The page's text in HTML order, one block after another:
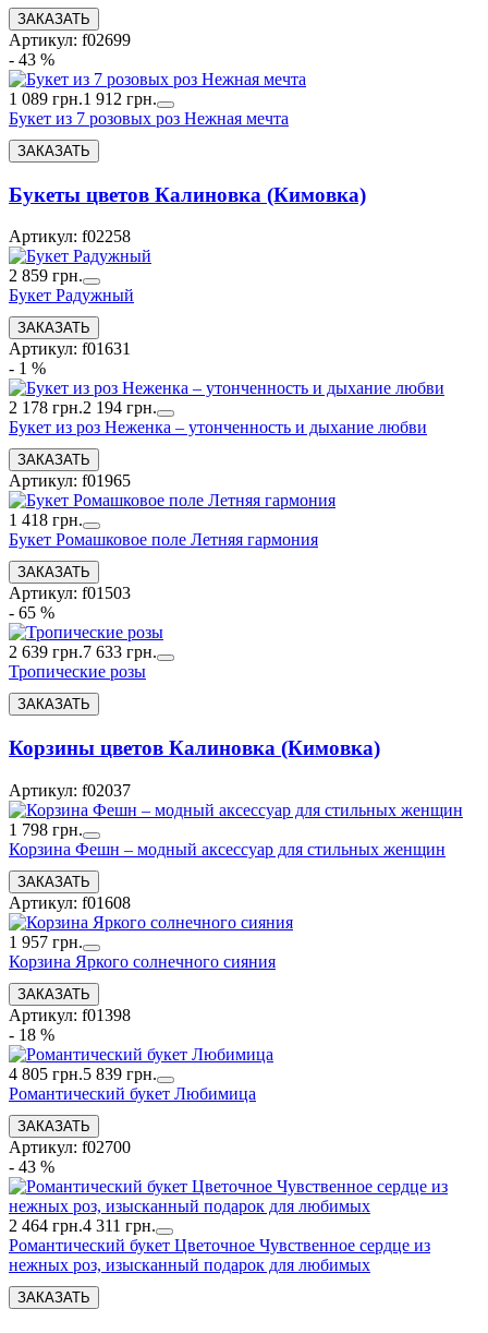
Артикул: f02699
- 43 %
1 089 грн.1 912 грн.
Букет из 7 розовых роз Нежная мечта
Букеты цветов Калиновка (Кимовка)
Артикул: f02258
2 859 грн.
Букет Радужный
Артикул: f01631
- 1 %
2 178 грн.2 194 грн.
Букет из роз Неженка – утонченность и дыхание любви
Артикул: f01965
1 418 грн.
Букет Ромашковое поле Летняя гармония
Артикул: f01503
- 65 %
2 639 грн.7 633 грн.
Тропические розы
Корзины цветов Калиновка (Кимовка)
Артикул: f02037
1 798 грн.
Корзина Фешн – модный аксессуар для стильных женщин
Артикул: f01608
1 957 грн.
Корзина Яркого солнечного сияния
Артикул: f01398
- 18 %
4 805 грн.5 839 грн.
Романтический букет Любимица
Артикул: f02700
- 43 %
2 464 грн.4 311 грн.
Романтический букет Цветочное Чувственное сердце из
нежных роз, изысканный подарок для любимых